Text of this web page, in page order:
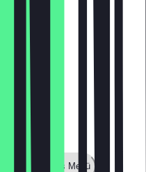
Zeige ganzes Menü